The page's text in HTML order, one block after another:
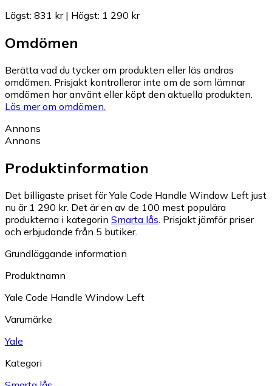
Lägst: 831 kr| Högst: 1 290 kr
Omdömen
Berätta vad du tycker om produkten eller läs andras
omdömen. Prisjakt kontrollerar inte om de som lämnar
omdömen har använt eller köpt den aktuella produkten.
Läs mer om omdömen.
Annons
Annons
Produktinformation
Det billigaste priset för Yale Code Handle Window Left just
nu är 1 290 kr. Det är en av de 100 mest populära
produkterna i kategorin Smarta lås Prisjakt jämför priser
och erbjudande från 5 butiker.
Grundläggande information
Produktnamn
Yale Code Handle Window Left
Varumärke
Yale
Kategori